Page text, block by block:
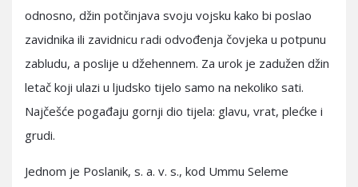
odnosno, džin potčinjava svoju vojsku kako bi poslao
zavidnika ili zavidnicu radi odvođenja čovjeka u potpunu
zabludu, a poslije u džehennem. Za urok je zadužen džin
letač koji ulazi u ljudsko tijelo samo na nekoliko sati.
Najčešće pogađaju gornji dio tijela: glavu, vrat, plećke i
grudi.
Jednom je Poslanik, s. a. v. s., kod Ummu Seleme